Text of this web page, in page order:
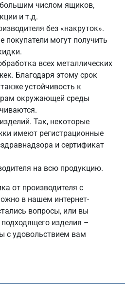
большим числом ящиков,
и т.д.
без «накруток».
покупатели могут получить
всех металлических
Благодаря этому срок
устойчивость к
окружающей среды
Так, некоторые
имеют регистрационные
и сертификат
на всю продукцию.
от производителя с
в нашем интернет-
вопросы, или вы
изделия –
с удовольствием вам